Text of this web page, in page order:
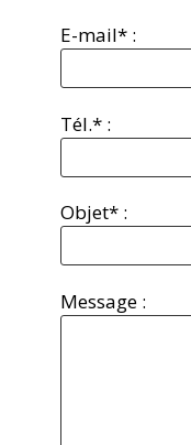
E-mail* :
Tél.* :
Objet* :
Message :